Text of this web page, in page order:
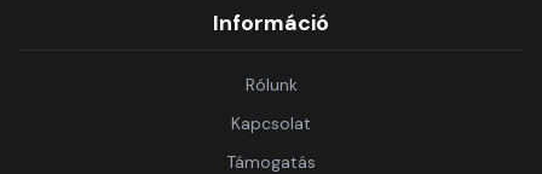
Információ
Rólunk
Kapcsolat
Támogatás